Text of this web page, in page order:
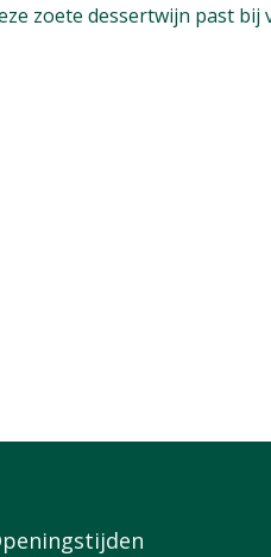
zoete dessertwijn past bij